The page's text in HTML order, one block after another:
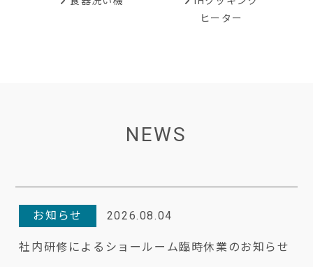
ヒーター
NEWS
お知らせ 2026.08.04
社内研修によるショールーム臨時休業のお知らせ